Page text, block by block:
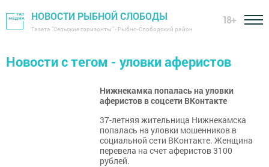
НОВОСТИ РЫБНОЙ СЛОБОДЫ
Газета "Сельские горизонты" - Рыбно-Слободский район
18+
Новости с тегом - уловки аферистов
Нижнекамка попалась на уловки
аферистов в соцсети ВКонтакте
37-летняя жительница Нижнекамска
попалась на уловки мошенников в
социальной сети ВКонтакте. Женщина
перевела на счет аферистов 3100
рублей.